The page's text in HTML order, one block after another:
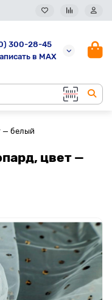
300-28-45
в MAX
— белый
цвет —